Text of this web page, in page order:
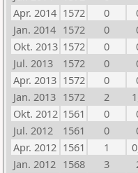
Apr. 2014 1572 0
Jan. 2014 1572 0
Okt. 2013 1572 0
Jul. 2013
1572 0
Apr. 2013 1572 0
Jan. 2013 1572 2
Okt. 2012 1561 0
Jul. 2012
1561 0
Apr. 2012 1561 1
Jan. 2012 1568 3